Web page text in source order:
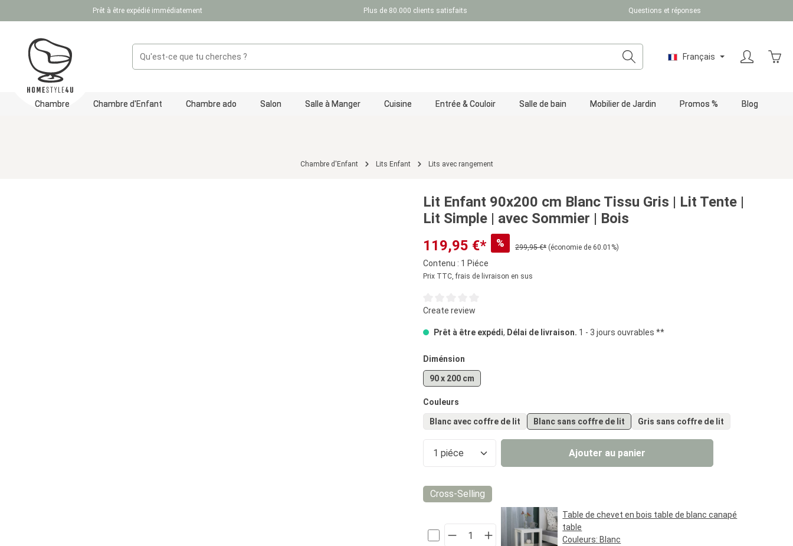
au contenu principal
Passer à la navigation principalePrêt à être expédié immédiatement Plus de 80.000 clients satisfaits Questions et réponses
Français
Chambre Chambre d'Enfant Chambre ado Salon Salle à Manger Cuisine Entrée & Couloir Salle de bain Mobilier de Jardin Promos % Blog
Chambre d'Enfant Lits Enfant Lits avec rangement
Lit Enfant 90x200 cm Blanc Tissu Gris | Lit Tente |
Lit Simple | avec Sommier | Bois
119,95 €*
% 299,95 €* (économie de 60.01%)
Contenu : 1 Piéce
Prix TTC, frais de livraison en sus
Note moyenne de 0 sur 5 étoiles
Create review
Prêt à être expédi, Délai de livraison. 1 - 3 jours ouvrables **
Sélectionnez
Diménsion
90 x 200 cm
Sélectionnez
Couleurs
Blanc avec coffre de lit Blanc sans coffre de lit Gris sans coffre de lit
Quantité de produit : Entrez la quantité souhaitée ou
Ajouter au panier
Cross-Selling
Table de chevet en bois table de blanc canapé
table
Couleurs: Blanc